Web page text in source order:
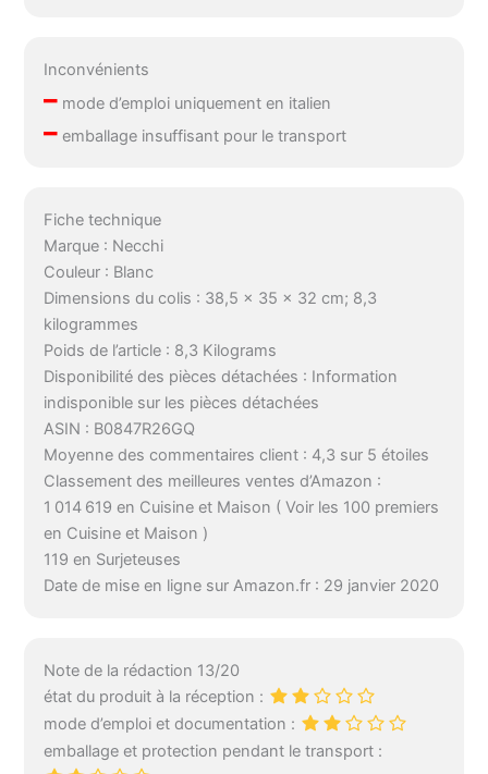
Inconvénients
– mode d’emploi uniquement en italien
– emballage insuffisant pour le transport
Fiche technique
Marque : Necchi
Couleur : Blanc
Dimensions du colis : 38,5 x 35 x 32 cm; 8,3
kilogrammes
Poids de l’article : 8,3 Kilograms
Disponibilité des pièces détachées : Information
indisponible sur les pièces détachées
ASIN : B0847R26GQ
Moyenne des commentaires client : 4,3 sur 5 étoiles
Classement des meilleures ventes d’Amazon :
1 014 619 en Cuisine et Maison ( Voir les 100 premiers
en Cuisine et Maison )
119 en Surjeteuses
Date de mise en ligne sur Amazon.fr : 29 janvier 2020
Note de la rédaction 13/20
état du produit à la réception :
mode d’emploi et documentation :
emballage et protection pendant le transport :